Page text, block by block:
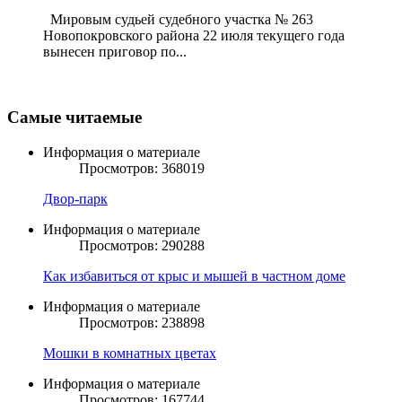
Мировым судьей судебного участка № 263
Новопокровского района 22 июля текущего года
вынесен приговор по...
Самые читаемые
Информация о материале
Просмотров: 368019
Двор-парк
Информация о материале
Просмотров: 290288
Как избавиться от крыс и мышей в частном доме
Информация о материале
Просмотров: 238898
Мошки в комнатных цветах
Информация о материале